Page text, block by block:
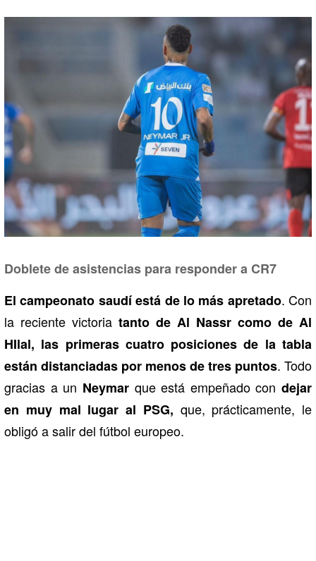
Doblete de asistencias para responder a CR7
El campeonato saudí está de lo más apretado. Con
la reciente victoria tanto de Al Nassr como de Al
HIlal, las primeras cuatro posiciones de la tabla
están distanciadas por menos de tres puntos. Todo
gracias a un Neymarque está empeñado con dejar
en muy mal lugar al PSG, que, prácticamente, le
obligó a salir del fútbol europeo.